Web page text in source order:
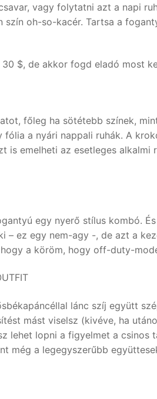
vagy folytatni azt a napi
szín oh-so-kacér. Tartsa a
$, de akkor fogd eladó most
főleg ha sötétebb színek,
a nyári nappali ruhák. A
is emelheti az esetleges alkalmi
egy nyerő stílus kombó. És
– ez egy nem-agy -, de azt a
a köröm, hogy off-duty-
lánc szíj együtt
mást viselsz (kivéve, ha
lehet lopni a figyelmet a csinos
még a legegyszerűbb